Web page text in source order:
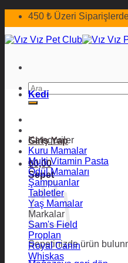
İçeriğe450 ₺ Üzeri
Ara:
Giriş Yap
₺0,00
Sepet
Sepetinizde ürün
Kedi
Kategoriler
Kuru Mamalar
Multi Vitamin Pasta
Ödül Mamaları
Şampuanlar
Tabletler
Yaş Mamalar
Markalar
Sam's Field
Proplan
Royal Canin
Whiskas